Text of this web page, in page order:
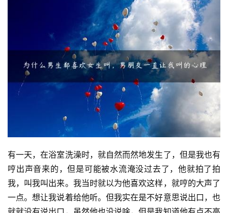
有一天，在浴室洗澡时，就自然而然地发生了，但是我也有
哼出声音来的，但是可能被水流淹没过去了，他就拍了拍
我，叫我叫出来。我当时就以为他喜欢这样，就哼的大声了
一点。想让我说着给他听。但我实在是不好意思说出口，也